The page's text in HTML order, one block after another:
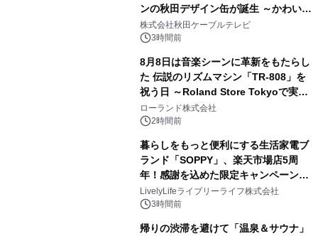
ンの秋田デザイン缶が誕生 ～かわいい
秋田犬の子犬と秋田の四季と名所を巡
るパッケージ～ 9月1日(火)秋田県内で
株式会社秋田ケーブルテレビ
3時間前
8月8日は音楽シーンに革新をもたらし
た 伝説のリズムマシン「TR-808」を
祝う日 ～Roland Store Tokyoで実機
を展示しての 記念キャンペーンを開
催 英国ラジオ「NTS」の 特別プログ
アーティストを フィーチャーしたアニ
メーションを公開～
ローランド株式会社
2時間前
暮らしをもっと便利にする生活家電ブ
ランド「SOPPY」、楽天市場店5周
年！感謝を込めた限定キャンペーンを
8月10日より開催
LivelyLifeライブリーライフ株式会社
3時間前
帰りの渋滞を避けて「温泉＆サウナ」